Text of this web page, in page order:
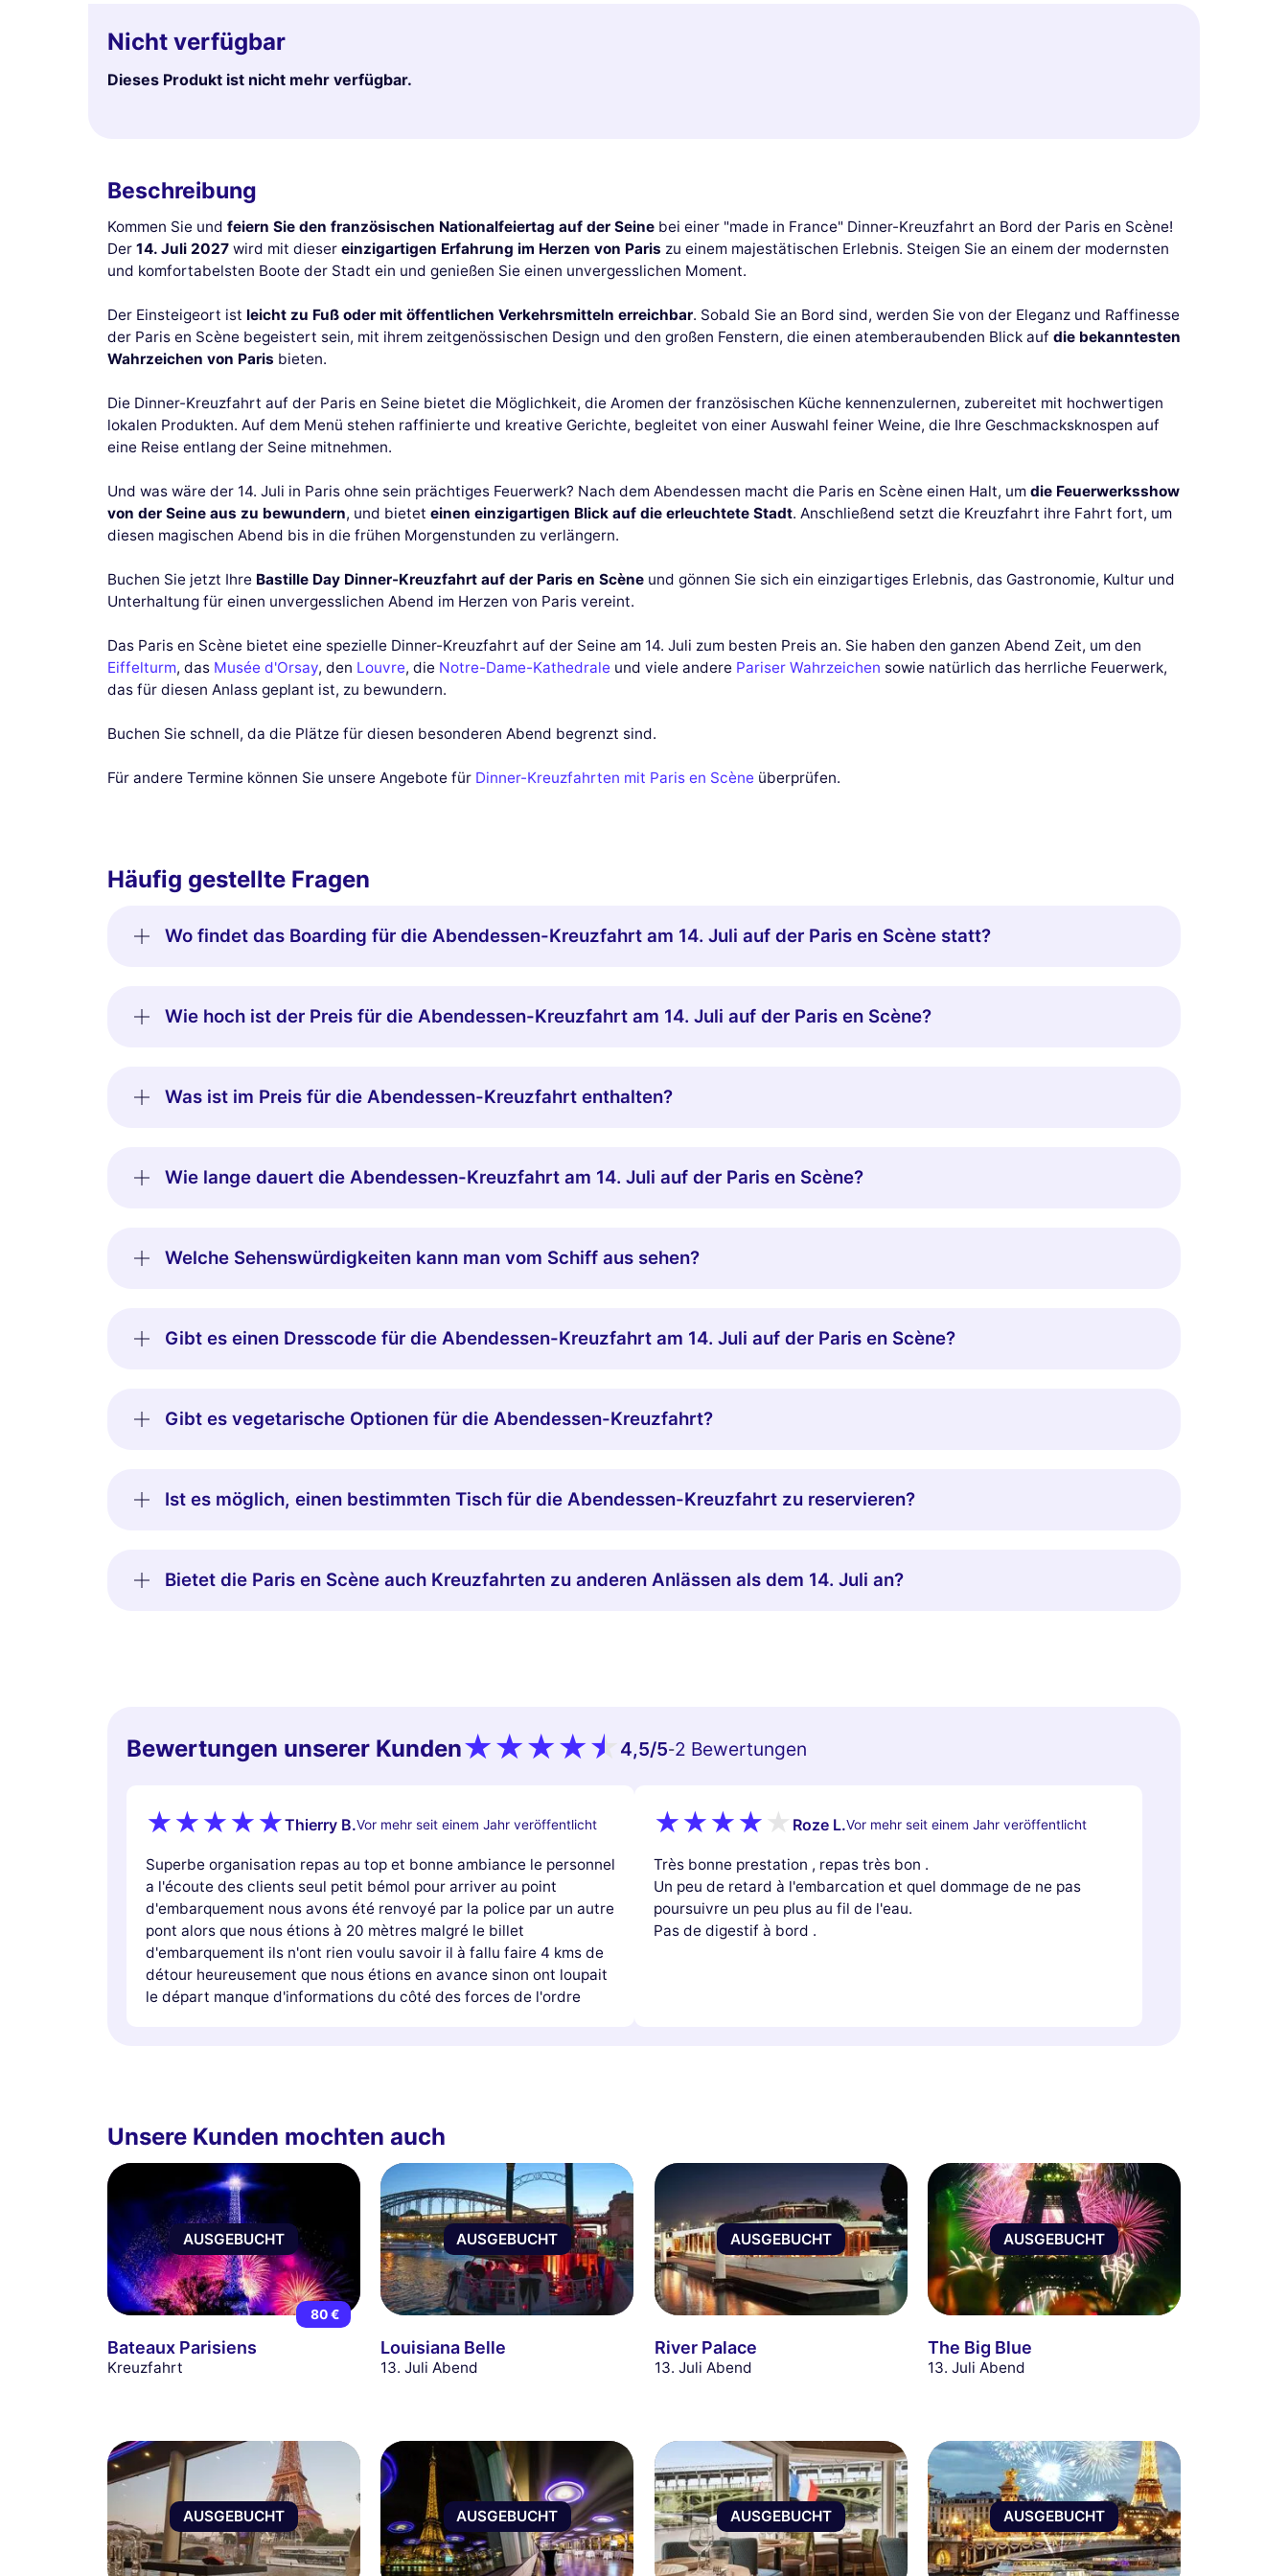
Nicht verfügbar
Dieses Produkt ist nicht mehr verfügbar.
Beschreibung
Kommen Sie und feiern Sie den französischen Nationalfeiertag auf der Seine bei einer "made in France" Dinner-Kreuzfahrt an Bord der Paris en Scène!
Der 14. Juli 2027 wird mit dieser einzigartigen Erfahrung im Herzen von Paris zu einem majestätischen Erlebnis. Steigen Sie an einem der modernsten
und komfortabelsten Boote der Stadt ein und genießen Sie einen unvergesslichen Moment.
Der Einsteigeort ist leicht zu Fuß oder mit öffentlichen Verkehrsmitteln erreichbar. Sobald Sie an Bord sind, werden Sie von der Eleganz und Raffinesse
der Paris en Scène begeistert sein, mit ihrem zeitgenössischen Design und den großen Fenstern, die einen atemberaubenden Blick auf die bekanntesten
Wahrzeichen von Paris bieten.
Die Dinner-Kreuzfahrt auf der Paris en Seine bietet die Möglichkeit, die Aromen der französischen Küche kennenzulernen, zubereitet mit hochwertigen
lokalen Produkten. Auf dem Menü stehen raffinierte und kreative Gerichte, begleitet von einer Auswahl feiner Weine, die Ihre Geschmacksknospen auf
eine Reise entlang der Seine mitnehmen.
Und was wäre der 14. Juli in Paris ohne sein prächtiges Feuerwerk? Nach dem Abendessen macht die Paris en Scène einen Halt, um die Feuerwerksshow
von der Seine aus zu bewundern, und bietet einen einzigartigen Blick auf die erleuchtete Stadt. Anschließend setzt die Kreuzfahrt ihre Fahrt fort, um
diesen magischen Abend bis in die frühen Morgenstunden zu verlängern.
Buchen Sie jetzt Ihre Bastille Day Dinner-Kreuzfahrt auf der Paris en Scène und gönnen Sie sich ein einzigartiges Erlebnis, das Gastronomie, Kultur und
Unterhaltung für einen unvergesslichen Abend im Herzen von Paris vereint.
Das Paris en Scène bietet eine spezielle Dinner-Kreuzfahrt auf der Seine am 14. Juli zum besten Preis an. Sie haben den ganzen Abend Zeit, um den
Eiffelturm, das Musée d'Orsay, den Louvre, die Notre-Dame-Kathedrale und viele andere Pariser Wahrzeichen sowie natürlich das herrliche Feuerwerk,
das für diesen Anlass geplant ist, zu bewundern.
Buchen Sie schnell, da die Plätze für diesen besonderen Abend begrenzt sind.
Für andere Termine können Sie unsere Angebote für Dinner-Kreuzfahrten mit Paris en Scène überprüfen.
Häufig gestellte Fragen
Wo findet das Boarding für die Abendessen-Kreuzfahrt am 14. Juli auf der Paris en Scène statt?
Wie hoch ist der Preis für die Abendessen-Kreuzfahrt am 14. Juli auf der Paris en Scène?
Was ist im Preis für die Abendessen-Kreuzfahrt enthalten?
Wie lange dauert die Abendessen-Kreuzfahrt am 14. Juli auf der Paris en Scène?
Welche Sehenswürdigkeiten kann man vom Schiff aus sehen?
Gibt es einen Dresscode für die Abendessen-Kreuzfahrt am 14. Juli auf der Paris en Scène?
Gibt es vegetarische Optionen für die Abendessen-Kreuzfahrt?
Ist es möglich, einen bestimmten Tisch für die Abendessen-Kreuzfahrt zu reservieren?
Bietet die Paris en Scène auch Kreuzfahrten zu anderen Anlässen als dem 14. Juli an?
Bewertungen unserer Kunden 4,5/5-2 Bewertungen
Thierry B.Vor mehr seit einem Jahr veröffentlicht
Superbe organisation repas au top et bonne ambiance le personnel
a l'écoute des clients seul petit bémol pour arriver au point
d'embarquement nous avons été renvoyé par la police par un autre
pont alors que nous étions à 20 mètres malgré le billet
d'embarquement ils n'ont rien voulu savoir il à fallu faire 4 kms de
détour heureusement que nous étions en avance sinon ont loupait
le départ manque d'informations du côté des forces de l'ordre
Roze L.Vor mehr seit einem Jahr veröffentlicht
Très bonne prestation , repas très bon .
Un peu de retard à l'embarcation et quel dommage de ne pas
poursuivre un peu plus au fil de l'eau.
Pas de digestif à bord .
Unsere Kunden mochten auch
AUSGEBUCHT
80 €
Bateaux Parisiens
Kreuzfahrt
AUSGEBUCHT
Louisiana Belle
13. Juli Abend
AUSGEBUCHT
River Palace
13. Juli Abend
AUSGEBUCHT
The Big Blue
13. Juli Abend
AUSGEBUCHT AUSGEBUCHT AUSGEBUCHT AUSGEBUCHT